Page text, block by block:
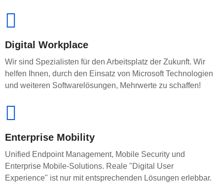
Digital Workplace
Wir sind Spezialisten für den Arbeitsplatz der Zukunft. Wir
helfen Ihnen, durch den Einsatz von Microsoft Technologien
und weiteren Softwarelösungen, Mehrwerte zu schaffen!
Enterprise Mobility
Unified Endpoint Management, Mobile Security und
Enterprise Mobile-Solutions. Reale "Digital User
Experience" ist nur mit entsprechenden Lösungen erlebbar.